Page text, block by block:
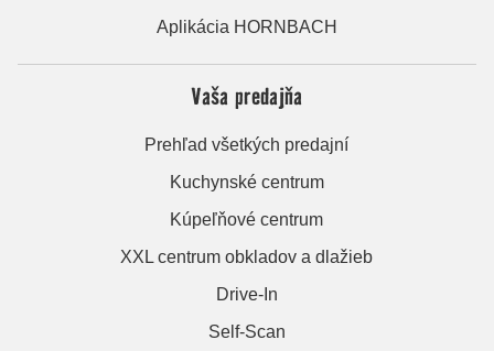
Aplikácia HORNBACH
Vaša predajňa
Prehľad všetkých predajní
Kuchynské centrum
Kúpeľňové centrum
XXL centrum obkladov a dlažieb
Drive-In
Self-Scan